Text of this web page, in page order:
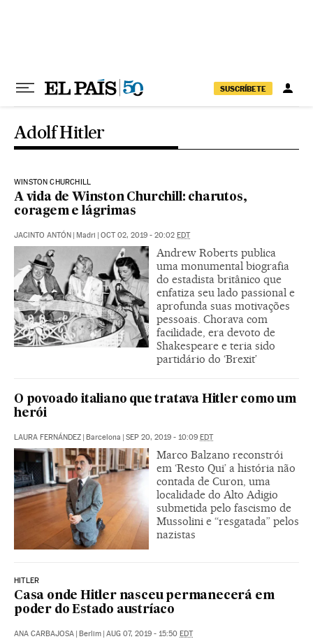
SUSCRÍBETE
Adolf Hitler
WINSTON CHURCHILL
A vida de Winston Churchill: charutos,
coragem e lágrimas
JACINTO ANTÓN | Madri | OCT 02, 2019 - 20:02 EDT
Andrew Roberts publica
uma monumental biografia
do estadista britânico que
enfatiza seu lado passional e
aprofunda suas motivações
pessoais. Chorava com
facilidade, era devoto de
Shakespeare e teria sido
partidário do ‘Brexit’
O povoado italiano que tratava Hitler como um
herói
LAURA FERNÁNDEZ | Barcelona | SEP 20, 2019 - 10:09 EDT
Marco Balzano reconstrói
em ‘Resto Qui’ a história não
contada de Curon, uma
localidade do Alto Adigio
submetida pelo fascismo de
Mussolini e “resgatada” pelos
nazistas
HITLER
Casa onde Hitler nasceu permanecerá em
poder do Estado austríaco
ANA CARBAJOSA | Berlim | AUG 07, 2019 - 15:50 EDT